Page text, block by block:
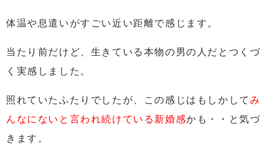
体温や息遣いがすごい近い距離で感じます。
当たり前だけど、生きている本物の男の人だとつくづ
く実感しました。
照れていたふたりでしたが、この感じはもしかして み
んなにないと言われ続けている 新婚感かも・・と気づ
きます。